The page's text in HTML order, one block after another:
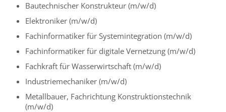
Bautechnischer Konstrukteur (m/w/d)
Elektroniker (m/w/d)
Fachinformatiker für Systemintegration (m/w/d)
Fachinformatiker für digitale Vernetzung (m/w/d)
Fachkraft für Wasserwirtschaft (m/w/d)
Industriemechaniker (m/w/d)
Metallbauer, Fachrichtung Konstruktionstechnik
(m/w/d)